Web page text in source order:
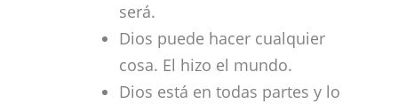
será.
Dios puede hacer cualquier
cosa. El hizo el mundo.
Dios está en todas partes y lo